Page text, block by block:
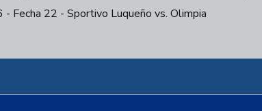
Fecha 22 - Sportivo Luqueño vs. Olimpia